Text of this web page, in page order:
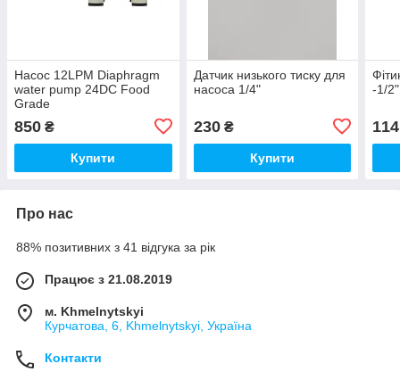
Насос 12LPM Diaphragm
water pump 24DC Food
Grade
850 ₴
Купити
Датчик низького тиску для
насоса 1/4"
230₴
Купити
-1/2"
114
Про нас
88% позитивних з 41 відгука за рік
Працює з 21.08.2019
м. Khmelnytskyi
Курчатова, 6, Khmelnytskyi, Україна
Контакти